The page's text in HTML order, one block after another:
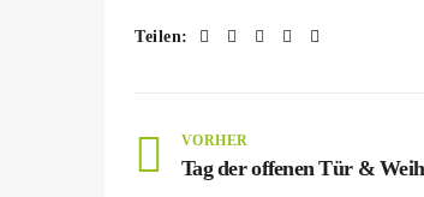
Teilen:
VORHER
Tag der offenen Tür &